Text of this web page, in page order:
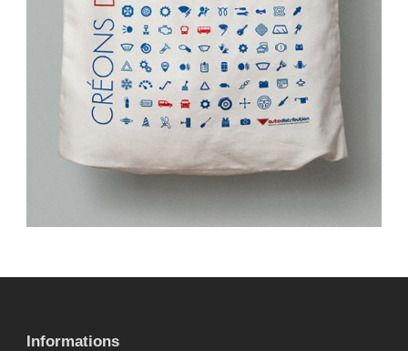
graphiste,mise en page,pictogramme,Tote bag
Informations